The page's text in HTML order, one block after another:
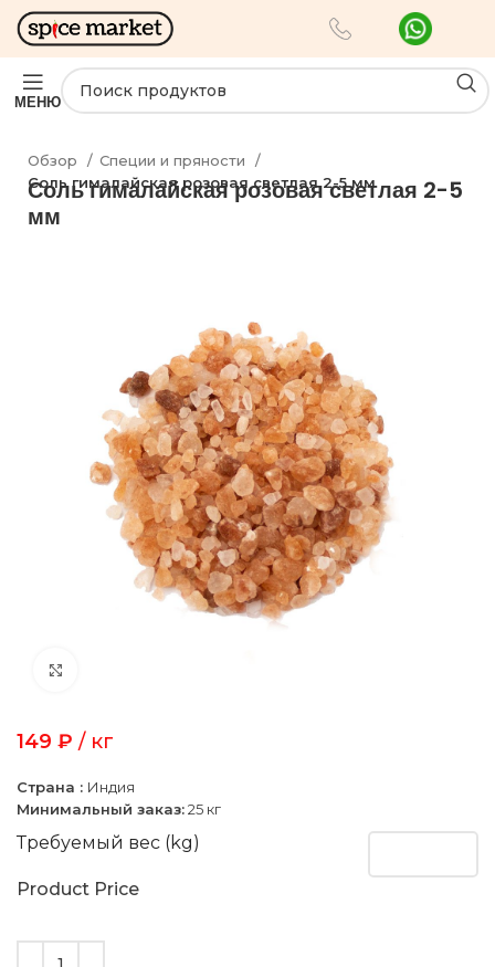
МЕНЮ
Обзор
Специи и пряности
Соль гималайская розовая светлая 2-5 мм
Соль гималайская розовая светлая 2-5
мм
149 ₽ / кг
Страна : Индия
Минимальный заказ:25 кг
Требуемый вес (kg)
Product Price